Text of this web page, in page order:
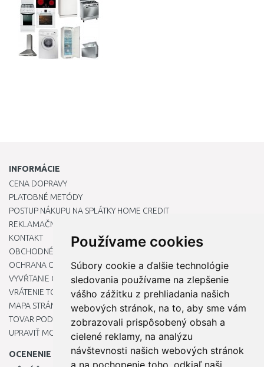
Používame cookies
Súbory cookie a ďalšie technológie
sledovania používame na zlepšenie
vášho zážitku z prehliadania našich
webových stránok, na to, aby sme vám
zobrazovali prispôsobený obsah a
cielené reklamy, na analýzu
návštevnosti našich webových stránok
a na pochopenie toho, odkiaľ naši
Porovnať
INFORMÁCIE
CENA DOPRAVY
PLATOBNÉ METÓDY
POSTUP NÁKUPU NA SPLÁTKY HOME CREDIT
REKLAMAČNÝ PORIADOK
KONTAKT
OBCHODNÉ PODMIENKY
OCHRANA OSOBNÝCH ÚDAJOV
VYVŔTANIE OTVORU DO DREZU PRE KUCHYNSKÚ BATÉRIU
VRÁTENIE TOVARU / REKLAMÁCIE
MAPA STRÁNOK
TOVAR PODĽA ZNAČIEK
UPRAVIŤ MOJE PREDVOĽBY COOKIES
OCENENIE